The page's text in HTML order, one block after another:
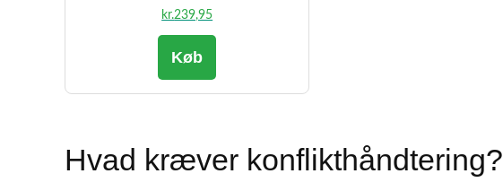
kr.239,95
Køb
Hvad kræver konflikthåndtering?